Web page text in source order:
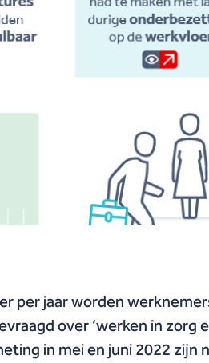
per jaar worden
over ‘werken in zorg
in mei en juni 2022 zijn